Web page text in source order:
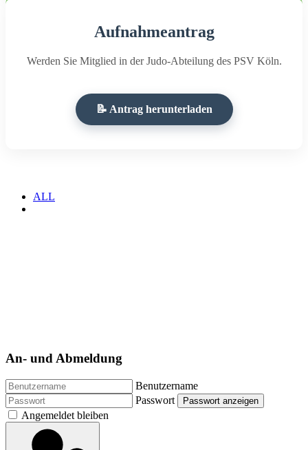
Aufnahmeantrag
Werden Sie Mitglied in der Judo-Abteilung des PSV Köln.
📝 Antrag herunterladen
ALL
An- und Abmeldung
Benutzername
Passwort
Passwort anzeigen
Angemeldet bleiben